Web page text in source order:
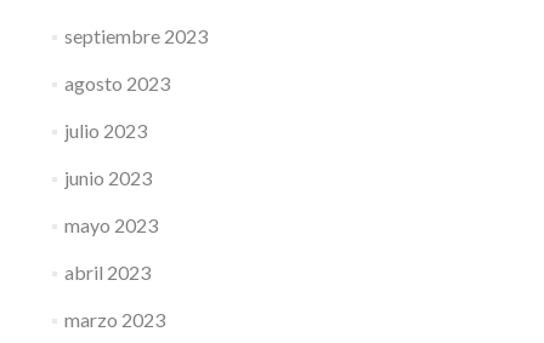
septiembre 2023
agosto 2023
julio 2023
junio 2023
mayo 2023
abril 2023
marzo 2023